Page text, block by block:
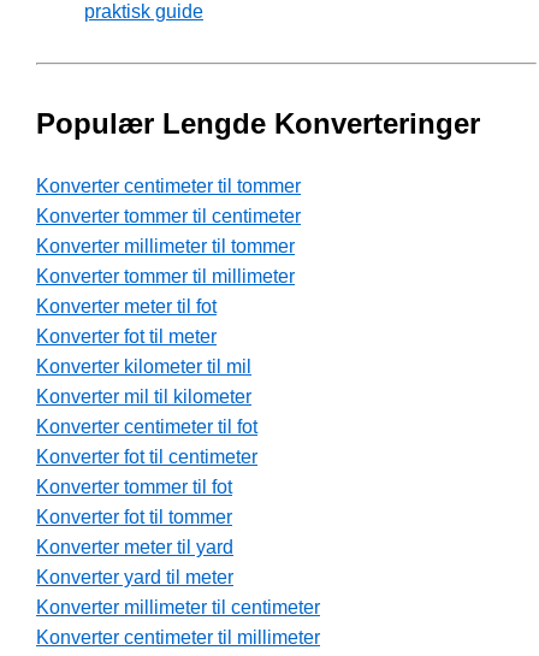
praktisk guide
Populær Lengde Konverteringer
Konverter centimeter til tommer
Konverter tommer til centimeter
Konverter millimeter til tommer
Konverter tommer til millimeter
Konverter meter til fot
Konverter fot til meter
Konverter kilometer til mil
Konverter mil til kilometer
Konverter centimeter til fot
Konverter fot til centimeter
Konverter tommer til fot
Konverter fot til tommer
Konverter meter til yard
Konverter yard til meter
Konverter millimeter til centimeter
Konverter centimeter til millimeter